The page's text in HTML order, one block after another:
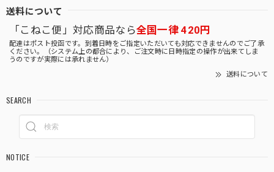
送料について
「こねこ便」対応商品なら全国一律 420円
配達はポスト投函です。到着日時をご指定いただいても対応できませんのでご了承
ください。（システム上の都合により、ご注文時に日時指定の操作が出来てしま
うのですが実際には承れません）
送料について
SEARCH
NOTICE